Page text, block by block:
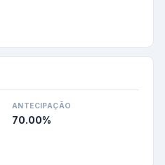
ANTECIPAÇÃO
70.00%